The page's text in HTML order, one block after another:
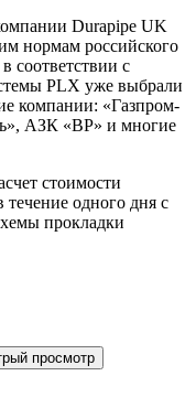
Durapipe UK
нормам российского
соответствии с
PLX уже выбрали
компании: «Газпром-
АЗК «ВР» и многие
стоимости
течение одного дня с
прокладки
просмотр